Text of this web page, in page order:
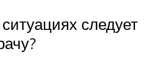
следует